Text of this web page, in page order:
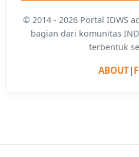
© 2014 - 2026 Portal IDWS
bagian dari komunitas
terbentuk
ABOUT|